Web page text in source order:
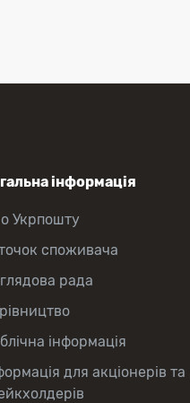
інформація
Укрпошту
споживача
рада
інформація
для акціонерів та